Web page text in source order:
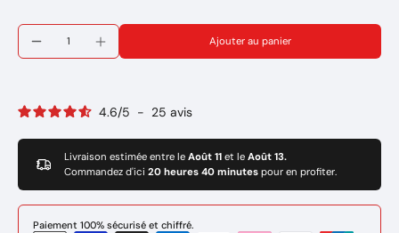
Puissance de soudage à régler: 55Amp
Amorçage et réamorçage faciles.
Bonne soudabilité en toutes positions.
Cordons plats à légèrement bombés et décrassage facile.
(Branchement du porte électrode au - du poste de soudure)
Marque: GYS
Rèf: 085022
Ajouter au panier
4.6/5 - 25 avis
Livraison estimée entre le Août 11 et le Août 13.
Commandez d'ici 20 heures 40 minutes pour en profiter.
Paiement 100% sécurisé et chiffré.